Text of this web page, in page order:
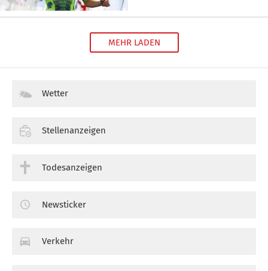
MEHR LADEN
Wetter
Stellenanzeigen
Todesanzeigen
Newsticker
Verkehr